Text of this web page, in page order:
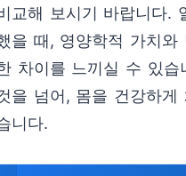
교해 보시기 바랍니다.
을 때, 영양학적 가치와
차이를 느끼실 수 있습
을 넘어, 몸을 건강하게
니다.